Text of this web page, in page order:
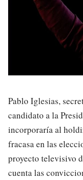
Pablo Iglesias,
candidato a la
incorporaría al
fracasa en las
proyecto televisivo
cuenta las